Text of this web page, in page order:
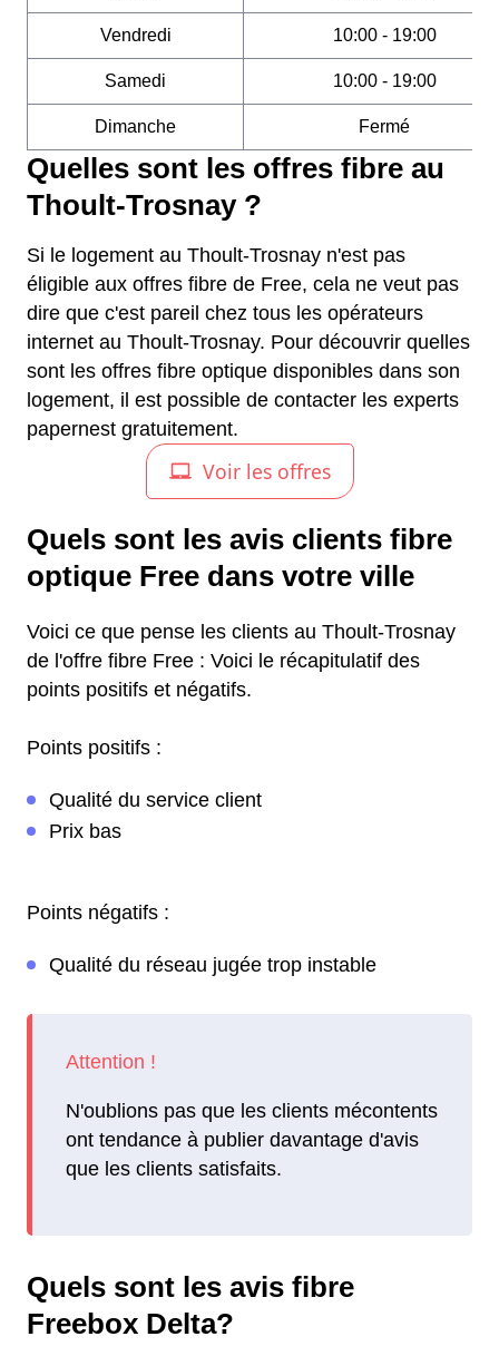
Vendredi 10:00 - 19:00
Samedi 10:00 - 19:00
Dimanche Fermé
Quelles sont les offres fibre au
Thoult-Trosnay ?
Si le logement au Thoult-Trosnay n'est pas
éligible aux offres fibre de Free, cela ne veut pas
dire que c'est pareil chez tous les opérateurs
internet au Thoult-Trosnay. Pour découvrir quelles
sont les offres fibre optique disponibles dans son
logement, il est possible de contacter les experts
papernest gratuitement.
Quels sont les avis clients fibre
optique Free dans votre ville
Voici ce que pense les clients au Thoult-Trosnay
de l'offre fibre Free : Voici le récapitulatif des
points positifs et négatifs.
Points positifs :
Qualité du service client
Prix bas
Points négatifs :
Qualité du réseau jugée trop instable
N'oublions pas que les clients mécontents
ont tendance à publier davantage d'avis
que les clients satisfaits.
Quels sont les avis fibre
Freebox Delta?